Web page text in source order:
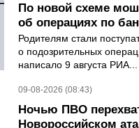
По новой схеме
об операциях по
Родителям стали
о подозрительных
написало 9 августа РИА...
09-08-2026 (08:43)
Ночью ПВО
Новороссийском